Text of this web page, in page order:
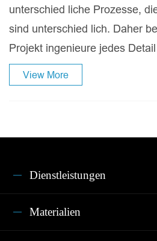
unterschied liche Prozesse,
sind unterschied lich. Daher
Projekt ingenieure jedes
View More
Dienstleistungen
Materialien